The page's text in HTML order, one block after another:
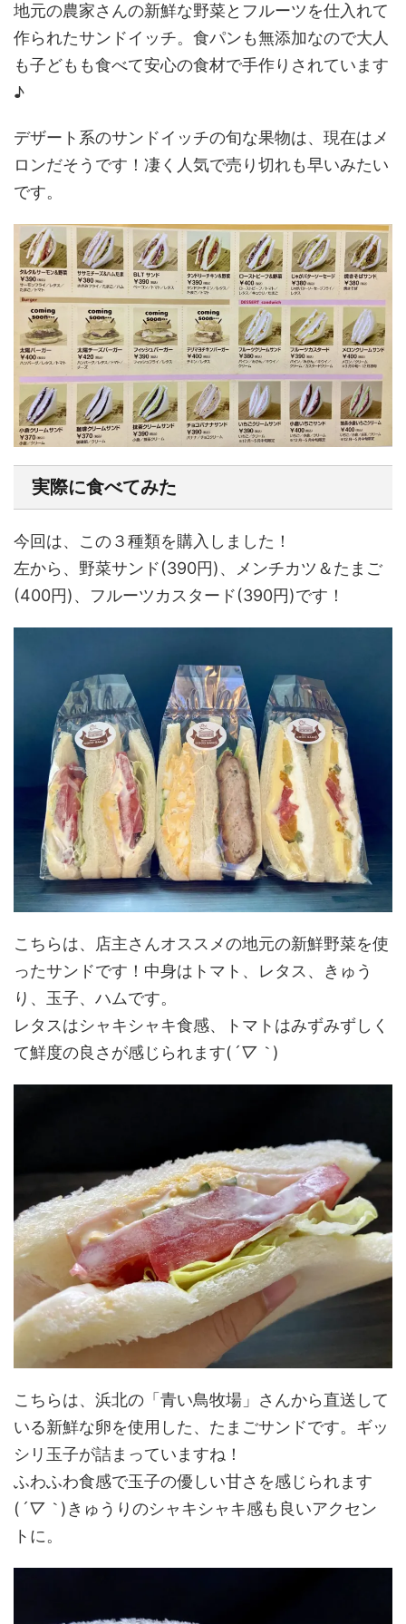
地元の農家さんの新鮮な野菜とフルーツを仕入れて
作られたサンドイッチ。食パンも無添加なので大人
も子どもも食べて安心の食材で手作りされています
♪
デザート系のサンドイッチの旬な果物は、現在はメ
ロンだそうです！凄く人気で売り切れも早いみたい
です。
実際に食べてみた
今回は、この３種類を購入しました！
左から、野菜サンド(390円)、メンチカツ＆たまご
(400円)、フルーツカスタード(390円)です！
こちらは、店主さんオススメの地元の新鮮野菜を使
ったサンドです！中身はトマト、レタス、きゅう
り、玉子、ハムです。
レタスはシャキシャキ食感、トマトはみずみずしく
て鮮度の良さが感じられます( ´▽｀ )
こちらは、浜北の「青い鳥牧場」さんから直送して
いる新鮮な卵を使用した、たまごサンドです。ギッ
シリ玉子が詰まっていますね！
ふわふわ食感で玉子の優しい甘さを感じられます
( ´▽｀ )きゅうりのシャキシャキ感も良いアクセン
トに。